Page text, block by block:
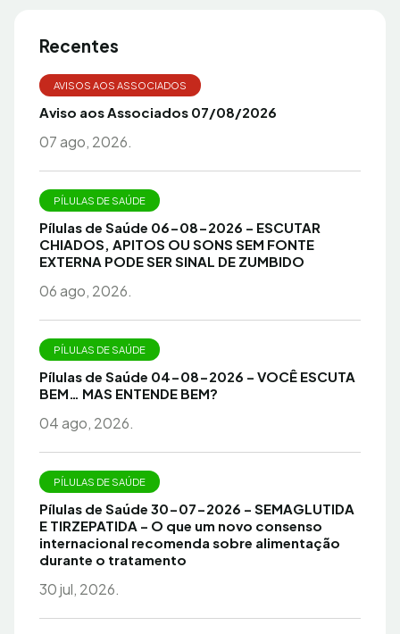
Recentes
AVISOS AOS ASSOCIADOS
Aviso aos Associados 07/08/2026
07 ago, 2026.
PÍLULAS DE SAÚDE
Pílulas de Saúde 06-08-2026 – ESCUTAR
CHIADOS, APITOS OU SONS SEM FONTE
EXTERNA PODE SER SINAL DE ZUMBIDO
06 ago, 2026.
PÍLULAS DE SAÚDE
Pílulas de Saúde 04-08-2026 – VOCÊ ESCUTA
BEM… MAS ENTENDE BEM?
04 ago, 2026.
PÍLULAS DE SAÚDE
Pílulas de Saúde 30-07-2026 – SEMAGLUTIDA
E TIRZEPATIDA – O que um novo consenso
internacional recomenda sobre alimentação
durante o tratamento
30 jul, 2026.